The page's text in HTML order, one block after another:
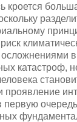
кроется
в
катастроф,
первую